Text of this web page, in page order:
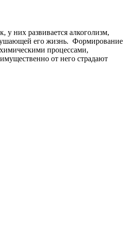
них развивается алкоголизм,
его жизнь. Формирование
процессами,
от него страдают